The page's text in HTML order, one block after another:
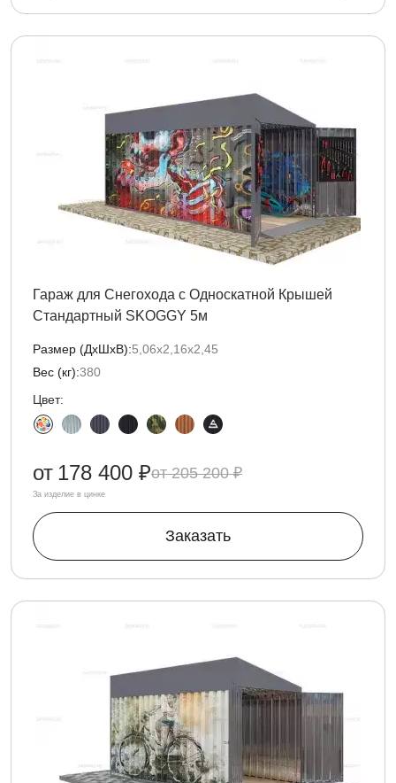
Гараж для Снегохода с Односкатной Крышей
Стандартный SKOGGY 5м
Размер (ДxШxВ):5,06х2,16х2,45
Вес (кг):380
Цвет:
205 200 ₽
от 178 400 ₽
За изделие в цинке
Заказать